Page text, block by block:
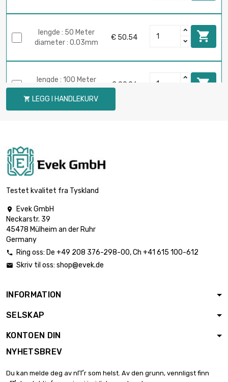
lengde : 50 Meter
diameter : 0.03mm
€ 50.54 
lengde : 100 Meter
diameter : 0.03mm
€ 99.06 
lengde : 1 Meter
diameter : 0.1mm
lengde : 2 Meter
lengde : 5 Meter
diameter : 0.1mm
€ 16.66 
 LEGG I HANDLEKURV
Testet kvalitet fra Tyskland

Evek GmbH
Neckarstr. 39
45478 Mülheim an der Ruhr
Germany
 Ring oss: De +49 208 376-298-00, Ch +41 615 100-612
 Skriv til oss: shop@evek.de
INFORMATION
SELSKAP
KONTOEN DIN
NYHETSBREV
Du kan melde deg av nГҐr som helst. Av den grunn, vennligst finn